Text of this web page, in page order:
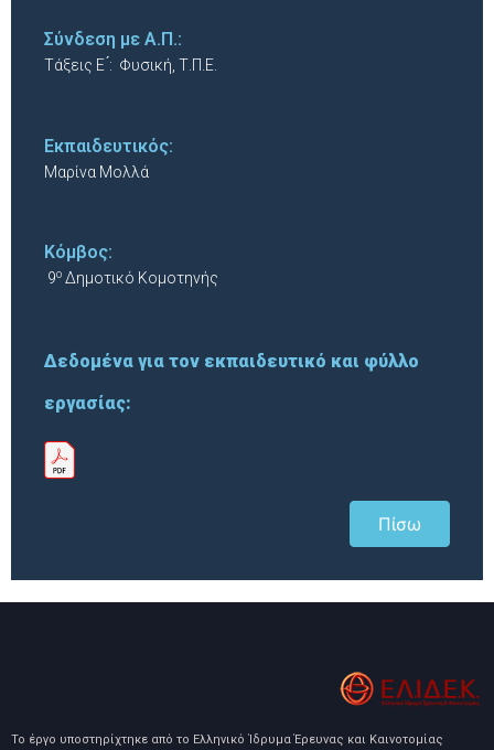
Σύνδεση με Α.Π.:
Τάξεις Ε ́: Φυσική, Τ.Π.Ε.
Εκπαιδευτικός:
Μαρίνα Μολλά
Κόμβος:
9ο Δημοτικό Κομοτηνής
Δεδομένα για τον εκπαιδευτικό και φύλλο
εργασίας:
Πίσω
Το έργο υποστηρίχτηκε από το Ελληνικό Ίδρυμα Έρευνας και Καινοτομίας